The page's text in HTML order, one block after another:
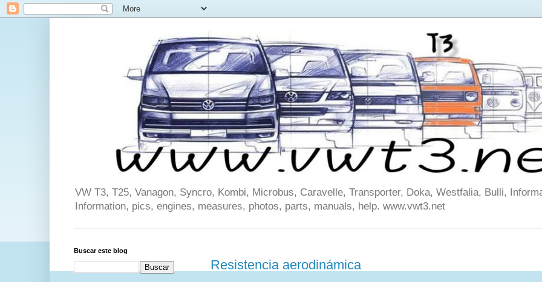
VW T3, T25, Vanagon, Syncro, Kombi, Microbus, Caravelle, Transporter, Doka, Westfalia, Bulli,
Information, pics, engines, measures, photos, parts, manuals, help. www.vwt3.net
Resistencia aerodinámica
Buscar este blog